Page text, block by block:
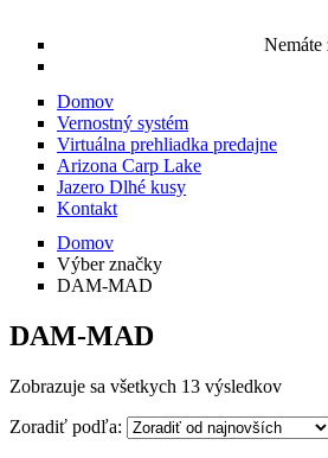
Domov
Vernostný systém
Virtuálna prehliadka predajne
Arizona Carp Lake
Jazero Dlhé kusy
Kontakt
Domov
Výber značky
DAM-MAD
DAM-MAD
Zobrazuje sa všetkych 13 výsledkov
Zoradiť podľa: